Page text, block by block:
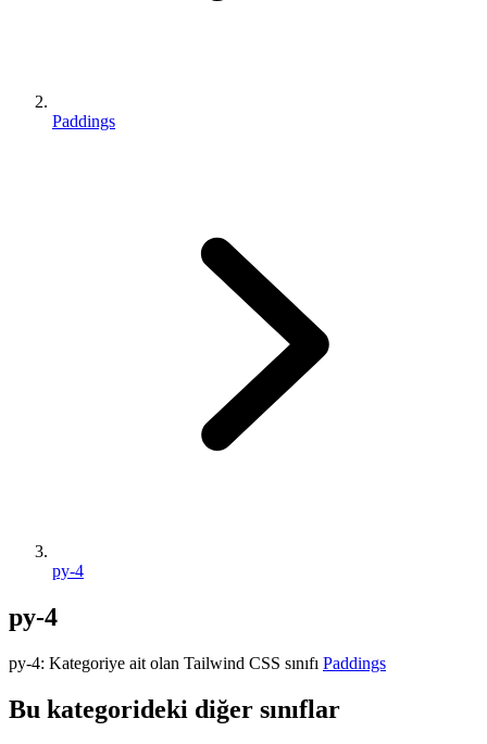
Paddings
py-4
py-4
py-4: Kategoriye ait olan Tailwind CSS sınıfı Paddings
Bu kategorideki diğer sınıflar